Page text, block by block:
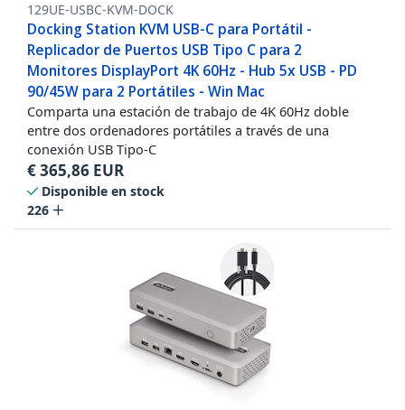
129UE-USBC-KVM-DOCK
Docking Station KVM USB-C para Portátil -
Replicador de Puertos USB Tipo C para 2
Monitores DisplayPort 4K 60Hz - Hub 5x USB - PD
90/45W para 2 Portátiles - Win Mac
Comparta una estación de trabajo de 4K 60Hz doble
entre dos ordenadores portátiles a través de una
conexión USB Tipo-C
€365,86 EUR
Disponible en stock
226